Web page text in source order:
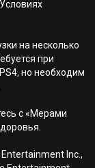
на несколько
при
но необходим
с «Мерами
Inc.,